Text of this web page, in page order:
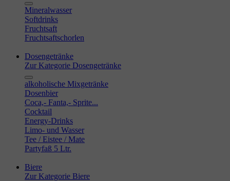
Mineralwasser
Softdrinks
Fruchtsaft
Fruchtsaftschorlen
Dosengetränke
Zur Kategorie Dosengetränke
alkoholische Mixgetränke
Dosenbier
Coca,- Fanta,- Sprite...
Cocktail
Energy-Drinks
Limo- und Wasser
Tee / Eistee / Mate
Partyfaß 5 Ltr.
Biere
Zur Kategorie Biere